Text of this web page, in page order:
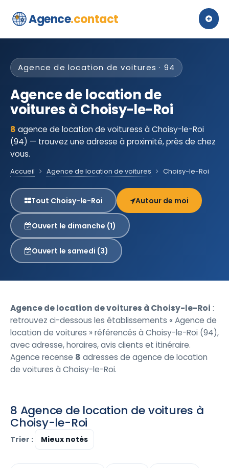
Agence.contact
Agence de location de voitures · 94
Agence de location de
voitures à Choisy-le-Roi
8 agence de location de voituress à Choisy-le-Roi
(94) — trouvez une adresse à proximité, près de chez
vous.
Accueil Agence de location de voitures Choisy-le-Roi
Tout Choisy-le-Roi Autour de moi
Ouvert le dimanche (1)
Ouvert le samedi (3)
Agence de location de voitures à Choisy-le-Roi :
retrouvez ci-dessous les établissements « Agence de
location de voitures » référencés à Choisy-le-Roi (94),
avec adresse, horaires, avis clients et itinéraire.
Agence recense 8 adresses de agence de location
de voitures à Choisy-le-Roi.
8 Agence de location de voitures à
Choisy-le-Roi
Trier :